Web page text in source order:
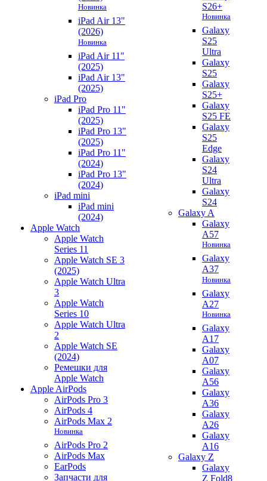
Новинка
iPad Air 13"
(2026)
Новинка
iPad Air 11"
(2025)
iPad Air 13"
(2025)
iPad Pro
iPad Pro 11"
(2025)
iPad Pro 13"
(2025)
iPad Pro 11"
(2024)
iPad Pro 13"
(2024)
iPad mini
iPad mini
(2024)
Apple Watch
Apple Watch
Series 11
Apple Watch SE 3
(2025)
Apple Watch Ultra
3
Apple Watch
Series 10
Apple Watch Ultra
2
Apple Watch SE
(2024)
Ремешки для
Apple Watch
Apple AirPods
AirPods Pro 3
AirPods 4
AirPods Max 2
Новинка
AirPods Pro 2
AirPods Max
EarPods
Запчасти для
S26+
Новинка
Galaxy
S25
Ultra
Galaxy
S25
Galaxy
S25+
Galaxy
S25 FE
Galaxy
S25
Edge
Galaxy
S24
Ultra
Galaxy
S24
Galaxy A
Galaxy
A57
Новинка
Galaxy
A37
Новинка
Galaxy
A27
Новинка
Galaxy
A17
Galaxy
A07
Galaxy
A56
Galaxy
A36
Galaxy
A26
Galaxy
A16
Galaxy Z
Galaxy
Z Fold8